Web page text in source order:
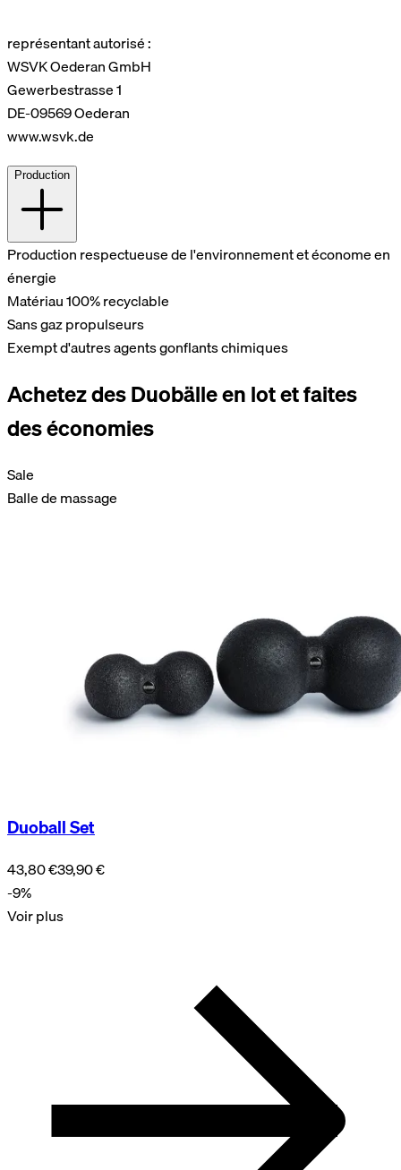
représentant autorisé :
WSVK Oederan GmbH
Gewerbestrasse 1
DE-09569 Oederan
www.wsvk.de
Production
Production respectueuse de l'environnement et économe en
énergie
Matériau 100% recyclable
Sans gaz propulseurs
Exempt d'autres agents gonflants chimiques
Achetez des Duobälle en lot et faites
des économies
Sale
Balle de massage
Duoball Set
43,80 €39,90 €
-9%
Voir plus